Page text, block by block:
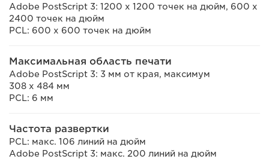
Adobe PostScript 3: 1200 x 1200 точек на дюйм, 600 x
2400 точек на дюйм
PCL: 600 x 600 точек на дюйм
Максимальная область печати
Adobe PostScript 3: 3 мм от края, максимум
308 x 484 мм
PCL: 6 мм
Частота развертки
PCL: макс. 106 линий на дюйм
Adobe PostScript 3: макс. 200 линий на дюйм